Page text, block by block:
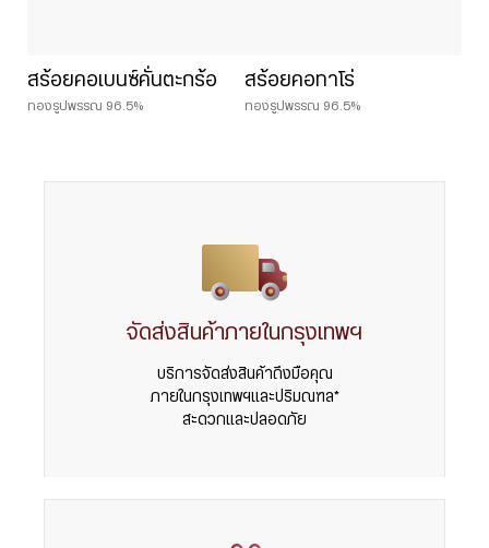
สร้อยคอเบนซ์คั่นตะกร้อ
ทองรูปพรรณ 96.5%
สร้อยคอทาโร่
ทองรูปพรรณ 96.5%
จัดส่งสินค้าภายในกรุงเทพฯ
บริการจัดส่งสินค้าถึงมือคุณ
ภายในกรุงเทพฯและปริมณฑล*
สะดวกและปลอดภัย